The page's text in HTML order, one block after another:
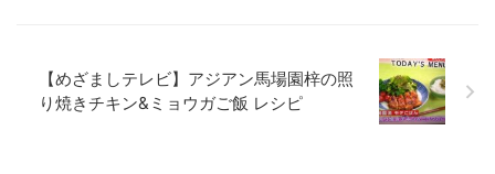
【めざましテレビ】アジアン馬場園梓の照
り焼きチキン&ミョウガご飯 レシピ